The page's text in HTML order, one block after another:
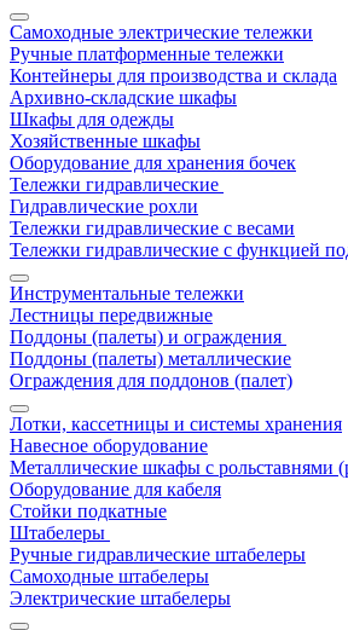
Самоходные электрические тележки
Ручные платформенные тележки
Контейнеры для производства и склада
Архивно-складские шкафы
Шкафы для одежды
Хозяйственные шкафы
Оборудование для хранения бочек
Тележки гидравлические
Гидравлические рохли
Тележки гидравлические с весами
Тележки гидравлические с функцией
Инструментальные тележки
Лестницы передвижные
Поддоны (палеты) и ограждения
Поддоны (палеты) металлические
Ограждения для поддонов (палет)
Лотки, кассетницы и системы хранения
Навесное оборудование
Металлические шкафы с рольставнями
Оборудование для кабеля
Стойки подкатные
Штабелеры
Ручные гидравлические штабелеры
Самоходные штабелеры
Электрические штабелеры